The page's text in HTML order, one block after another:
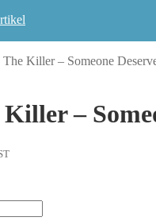
Killer – Someone
–